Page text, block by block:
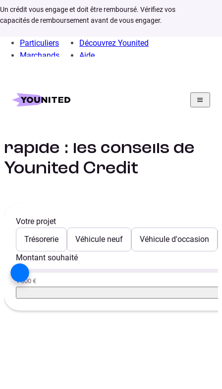
Un crédit vous engage et doit être remboursé. Vérifiez vos
capacités de remboursement avant de vous engager.
Particuliers
Marchands
Découvrez Younited
Aide
Home
rapide : les conseils de
Younited Credit
Votre projet
Trésorerie
Véhicule neuf
Véhicule d'occasion
Montant souhaité
1 000 €